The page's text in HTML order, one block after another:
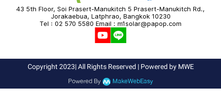
43 5th Floor, Soi Prasert-Manukitch 5 Prasert-Manukitch Rd.,
Jorakaebua, Latphrao, Bangkok 10230
Tel : 02 570 5580 Email : m1solar@papop.com
Copyright 2023| All Rights Reserved | Powered by MWE
Powered By MakeWebEasy